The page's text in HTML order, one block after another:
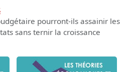
pourront-ils assainir les
sans ternir la croissance